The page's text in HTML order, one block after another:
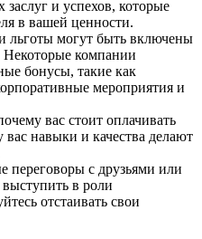
заслуг и успехов, которые
в вашей ценности.
льготы могут быть включены
Некоторые компании
бонусы, такие как
мероприятия и
вас стоит оплачивать
навыки и качества делают
переговоры с друзьями или
в роли
отстаивать свои